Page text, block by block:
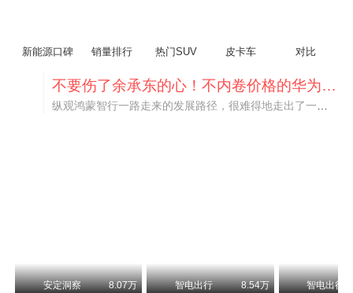
新能源口碑 销量排行 热门SUV 皮卡车 对比
不要伤了余承东的心！不内卷价格的华为，弥足珍贵！
安定洞察 8.07万 智电出行 8.54万 智电出行